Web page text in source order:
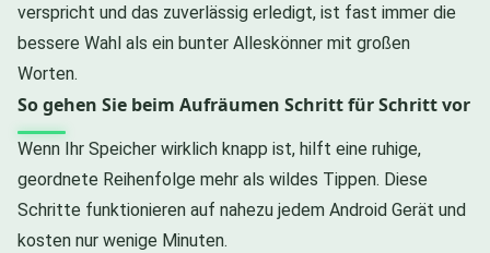
verspricht und das zuverlässig erledigt, ist fast immer die
bessere Wahl als ein bunter Alleskönner mit großen
Worten.
So gehen Sie beim Aufräumen Schritt für Schritt vor
Wenn Ihr Speicher wirklich knapp ist, hilft eine ruhige,
geordnete Reihenfolge mehr als wildes Tippen. Diese
Schritte funktionieren auf nahezu jedem Android Gerät und
kosten nur wenige Minuten.